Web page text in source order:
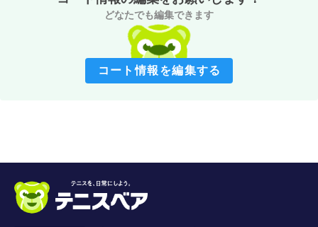
どなたでも編集できます
コート情報を編集する